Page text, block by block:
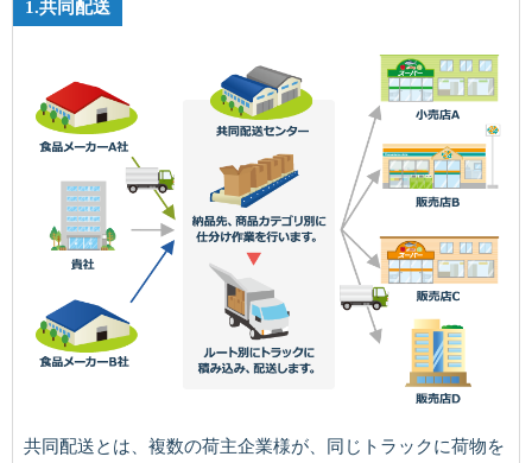
1.共同配送
共同配送とは、複数の荷主企業様が、同じトラックに荷物を